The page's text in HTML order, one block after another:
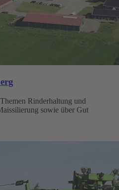
Rinderhaltung und
sowie über Gut